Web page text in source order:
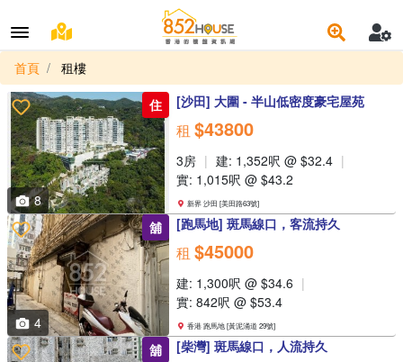
首頁 租樓
住
8
[沙田] 大圍 - 半山低密度豪宅屋苑
租 $43800
3房
建: 1,352呎 @ $32.4
實: 1,015呎 @ $43.2
新界 沙田 [美田路63號]
舖
4
[跑馬地] 斑馬線口，客流持久
租 $45000
建: 1,300呎 @ $34.6
實: 842呎 @ $53.4
香港 跑馬地 [黃泥涌道 29號]
舖 [柴灣] 斑馬線口，人流持久